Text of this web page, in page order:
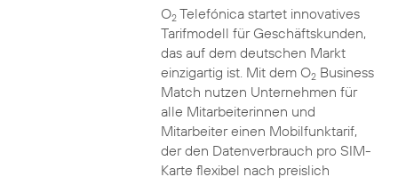
O2Telefónica startet innovatives
Tarifmodell für Geschäftskunden,
das auf dem deutschen Markt
einzigartig ist. Mit dem O2Business
Match nutzen Unternehmen für
alle Mitarbeiterinnen und
Mitarbeiter einen Mobilfunktarif,
der den Datenverbrauch pro SIM-
Karte flexibel nach preislich